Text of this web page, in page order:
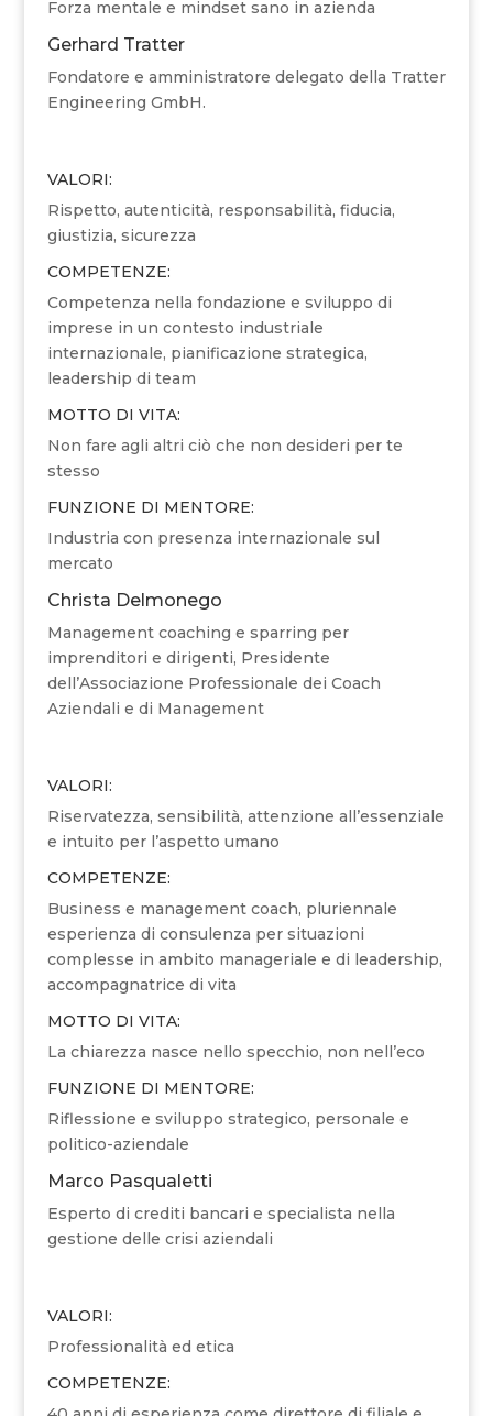
Forza mentale e mindset sano in azienda
Gerhard Tratter
Fondatore e amministratore delegato della Tratter
Engineering GmbH.
VALORI:
Rispetto, autenticità, responsabilità, fiducia,
giustizia, sicurezza
COMPETENZE:
Competenza nella fondazione e sviluppo di
imprese in un contesto industriale
internazionale, pianificazione strategica,
leadership di team
MOTTO DI VITA:
Non fare agli altri ciò che non desideri per te
stesso
FUNZIONE DI MENTORE:
Industria con presenza internazionale sul
mercato
Christa Delmonego
Management coaching e sparring per
imprenditori e dirigenti, Presidente
dell’Associazione Professionale dei Coach
Aziendali e di Management
VALORI:
Riservatezza, sensibilità, attenzione all’essenziale
e intuito per l’aspetto umano
COMPETENZE:
Business e management coach, pluriennale
esperienza di consulenza per situazioni
complesse in ambito manageriale e di leadership,
accompagnatrice di vita
MOTTO DI VITA:
La chiarezza nasce nello specchio, non nell’eco
FUNZIONE DI MENTORE:
Riflessione e sviluppo strategico, personale e
politico-aziendale
Marco Pasqualetti
Esperto di crediti bancari e specialista nella
gestione delle crisi aziendali
VALORI:
Professionalità ed etica
COMPETENZE: